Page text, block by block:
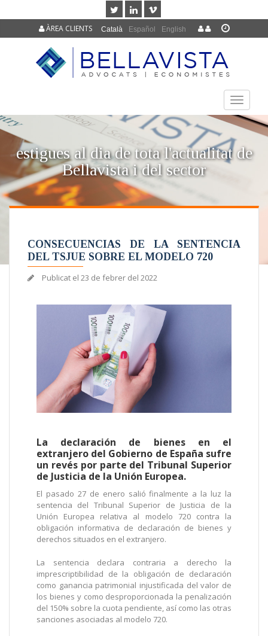
Català Español English
ÀREA CLIENTS
TOGGLE
estigues al dia de tota l'actualitat de
Bellavista i del sector
CONSECUENCIAS DE LA SENTENCIA
DEL TSJUE SOBRE EL MODELO 720
Publicat el 23 de febrer del 2022
La declaración de bienes en el
extranjero del Gobierno de España sufre
un revés por parte del Tribunal Superior
de Justicia de la Unión Europea.
El pasado 27 de enero salió finalmente a la luz la
sentencia del Tribunal Superior de Justicia de la
Unión Europea relativa al modelo 720 contra la
obligación informativa de declaración de bienes y
derechos situados en el extranjero.
La sentencia declara contraria a derecho la
imprescriptibilidad de la obligación de declaración
como ganancia patrimonial injustificada del valor de
los bienes y como desproporcionada la penalización
del 150% sobre la cuota pendiente, así como las otras
sanciones asociadas al modelo 720.